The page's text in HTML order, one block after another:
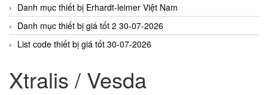
Danh mục thiết bị Erhardt-leimer Việt Nam
Danh mục thiết bị giá tốt 2 30-07-2026
List code thiết bị giá tốt 30-07-2026
Xtralis / Vesda